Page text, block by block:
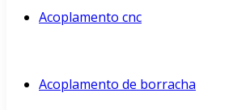
Acoplamento cnc
Acoplamento de borracha